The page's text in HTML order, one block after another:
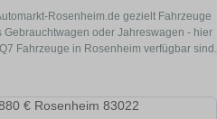
Rosenheim.de gezielt Fahrzeuge
oder Jahreswagen - hier
Fahrzeuge in Rosenheim verfügbar sind.